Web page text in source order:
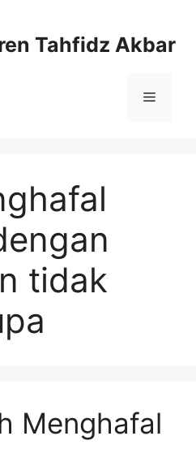
Tahfidz Akbar
Menu
tidak
Menghafal